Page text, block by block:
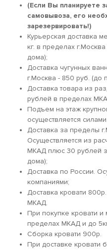
(Если Вы планируете
самовывоза, его
зарезервировать!)
Курьерская доставка
кг. в пределах
дома);
Доставка чугунных
г.Москва - 850 руб. (до
Доставка товара из
рублей в пределах
Подъем на этаж
осуществляется
Доставка за пределы
Осуществляется из
МКАД плюс 30 рублей
дома);
Доставка по России.
компаниями;
Доставка кровати
МКАД.
При покупке кровати и
пределах МКАД и до
Сборка кровати 900р.
При доставке кровати